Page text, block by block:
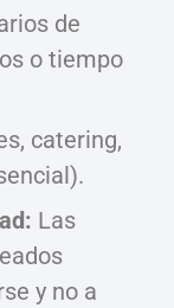
de
o tiempo
catering,
Las
y no a